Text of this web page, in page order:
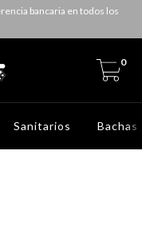
bancaria en todos los
0
Sanitarios Bachas